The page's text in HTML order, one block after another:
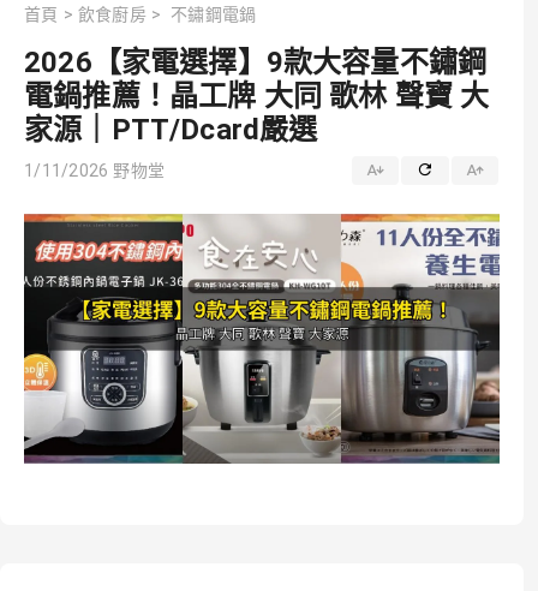
首頁 > 飲食廚房 > 不鏽鋼電鍋
2026【家電選擇】9款大容量不鏽鋼
電鍋推薦！晶工牌 大同 歌林 聲寶 大
家源｜PTT/Dcard嚴選
1/11/2026 野物堂